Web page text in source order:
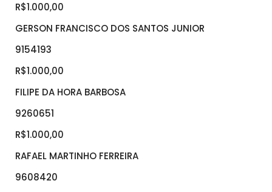
R$1.000,00
GERSON FRANCISCO DOS SANTOS JUNIOR
9154193
R$1.000,00
FILIPE DA HORA BARBOSA
9260651
R$1.000,00
RAFAEL MARTINHO FERREIRA
9608420